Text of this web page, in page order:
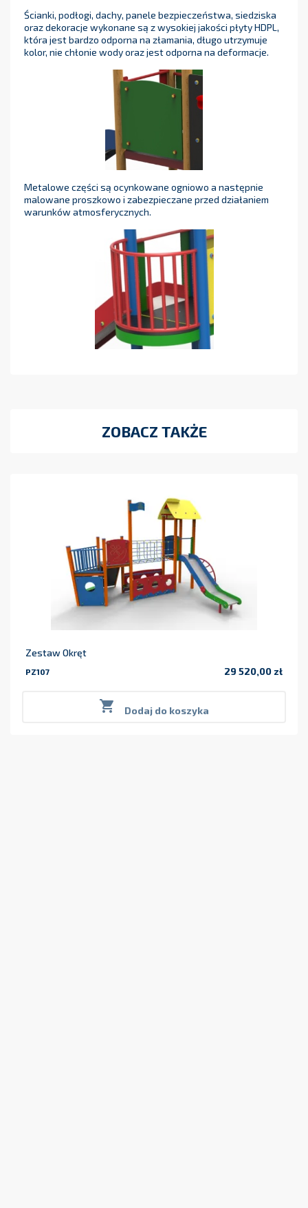
Ścianki, podłogi, dachy, panele bezpieczeństwa, siedziska
oraz dekoracje wykonane są z wysokiej jakości płyty HDPL,
która jest bardzo odporna na złamania, długo utrzymuje
kolor, nie chłonie wody oraz jest odporna na deformacje.
Metalowe części są ocynkowane ogniowo a następnie
malowane proszkowo i zabezpieczane przed działaniem
warunków atmosferycznych.
ZOBACZ TAKŻE
Zestaw Okręt
PZ107 29 520,00 zł
 Dodaj do koszyka